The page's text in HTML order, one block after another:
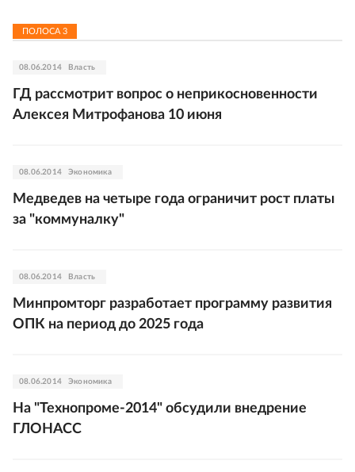
ПОЛОСА 3
08.06.2014 Власть
ГД рассмотрит вопрос о неприкосновенности
Алексея Митрофанова 10 июня
08.06.2014 Экономика
Медведев на четыре года ограничит рост платы
за "коммуналку"
08.06.2014 Власть
Минпромторг разработает программу развития
ОПК на период до 2025 года
08.06.2014 Экономика
На "Технопроме-2014" обсудили внедрение
ГЛОНАСС